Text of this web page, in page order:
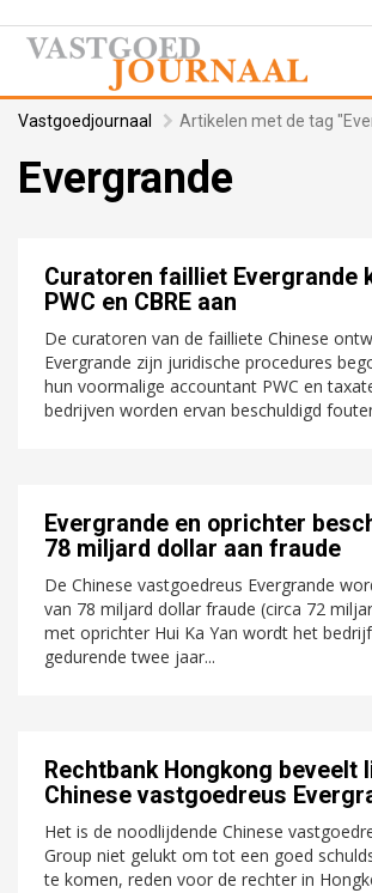
Vastgoedjournaal Artikelen met de tag
Evergrande
Curatoren failliet Evergrande
PWC en CBRE aan
De curatoren van de failliete Chinese
Evergrande zijn juridische procedures
hun voormalige accountant PWC en
bedrijven worden ervan beschuldigd
Evergrande en oprichter
78 miljard dollar aan fraude
De Chinese vastgoedreus Evergrande
van 78 miljard dollar fraude (circa 72
met oprichter Hui Ka Yan wordt het
gedurende twee jaar...
Rechtbank Hongkong beveelt
Chinese vastgoedreus
Het is de noodlijdende Chinese
Group niet gelukt om tot een goed
te komen, reden voor de rechter in